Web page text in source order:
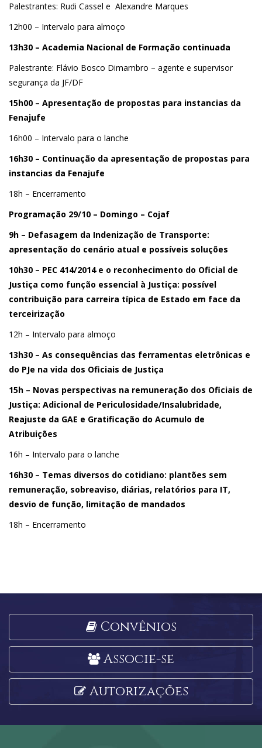
Palestrantes: Rudi Cassel e Alexandre Marques
12h00 – Intervalo para almoço
13h30 – Academia Nacional de Formação continuada
Palestrante: Flávio Bosco Dimambro – agente e supervisor
segurança da JF/DF
15h00 – Apresentação de propostas para instancias da
Fenajufe
16h00 – Intervalo para o lanche
16h30 – Continuação da apresentação de propostas para
instancias da Fenajufe
18h – Encerramento
Programação 29/10 – Domingo – Cojaf
9h – Defasagem da Indenização de Transporte:
apresentação do cenário atual e possíveis soluções
10h30 – PEC 414/2014 e o reconhecimento do Oficial de
Justiça como função essencial à Justiça: possível
contribuição para carreira típica de Estado em face da
terceirização
12h – Intervalo para almoço
13h30 – As consequências das ferramentas eletrônicas e
do PJe na vida dos Oficiais de Justiça
15h – Novas perspectivas na remuneração dos Oficiais de
Justiça: Adicional de Periculosidade/Insalubridade,
Reajuste da GAE e Gratificação do Acumulo de
Atribuições
16h – Intervalo para o lanche
16h30 – Temas diversos do cotidiano: plantões sem
remuneração, sobreaviso, diárias, relatórios para IT,
desvio de função, limitação de mandados
18h – Encerramento
Convênios
Associe-se
Autorizações